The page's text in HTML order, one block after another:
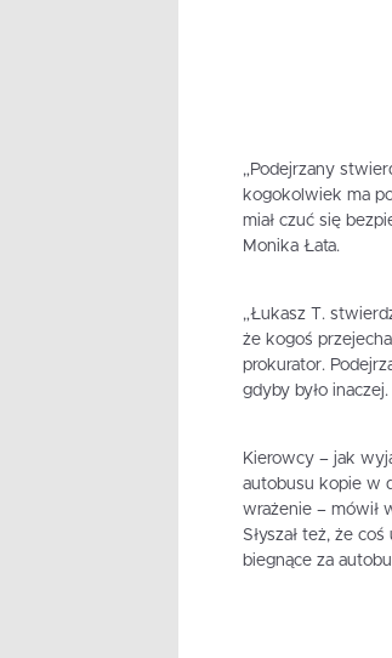
„Podejrzany
kogokolwiek ma
miał czuć się
Monika Łata.
„Łukasz T.
że kogoś
prokurator.
gdyby było inaczej.
Kierowcy – jak
autobusu kopie w
wrażenie – mówił
Słyszał też, że
biegnące za